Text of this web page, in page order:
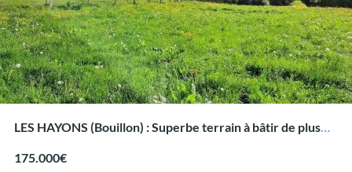
LES HAYONS (Bouillon) : Superbe terrain à bâtir de plus
175.000€